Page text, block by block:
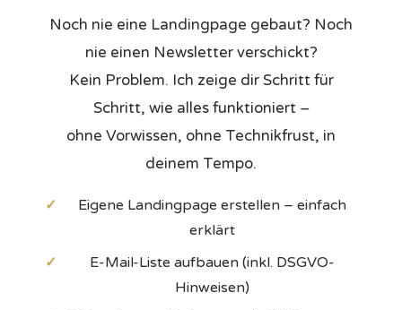
Noch nie eine Landingpage gebaut? Noch
nie einen Newsletter verschickt?
Kein Problem. Ich zeige dir Schritt für
Schritt, wie alles funktioniert –
ohne Vorwissen, ohne Technikfrust, in
deinem Tempo.
✓
Eigene Landingpage erstellen – einfach
erklärt
✓
E-Mail-Liste aufbauen (inkl. DSGVO-
Hinweisen)